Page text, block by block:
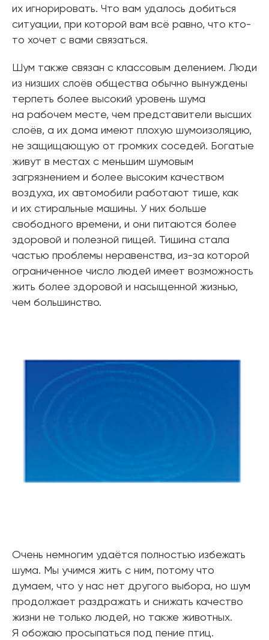
их игнорировать. Что вам удалось добиться
ситуации, при которой вам всё равно, что кто-
то хочет с вами связаться.
Шум также связан с классовым делением. Люди
из низших слоёв общества обычно вынуждены
терпеть более высокий уровень шума
на рабочем месте, чем представители высших
слоёв, а их дома имеют плохую шумоизоляцию,
не защищающую от громких соседей. Богатые
живут в местах с меньшим шумовым
загрязнением и более высоким качеством
воздуха, их автомобили работают тише, как
и их стиральные машины. У них больше
свободного времени, и они питаются более
здоровой и полезной пищей. Тишина стала
частью проблемы неравенства, из-за которой
ограниченное число людей имеет возможность
жить более здоровой и насыщенной жизнью,
чем большинство.
Очень немногим удаётся полностью избежать
шума. Мы учимся жить с ним, потому что
думаем, что у нас нет другого выбора, но шум
продолжает раздражать и снижать качество
жизни не только людей, но также животных.
Я обожаю просыпаться под пение птиц.